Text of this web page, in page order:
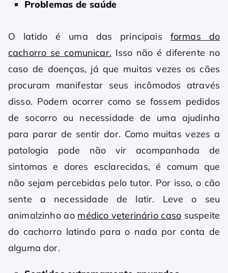
Problemas de saúde
O latido é uma das principais formas do
cachorro se comunicar. Isso não é diferente no
caso de doenças, já que muitas vezes os cães
procuram manifestar seus incômodos através
disso. Podem ocorrer como se fossem pedidos
de socorro ou necessidade de uma ajudinha
para parar de sentir dor. Como muitas vezes a
patologia pode não vir acompanhada de
sintomas e dores esclarecidas, é comum que
não sejam percebidas pelo tutor. Por isso, o cão
sente a necessidade de latir. Leve o seu
animalzinho ao médico veterinário caso suspeite
do cachorro latindo para o nada por conta de
alguma dor.